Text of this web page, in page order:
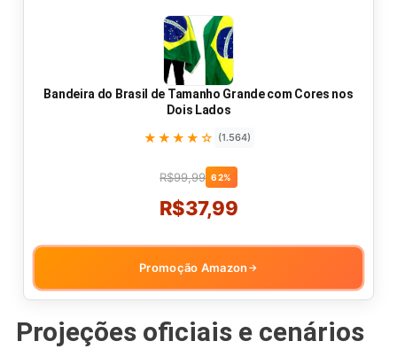
Bandeira do Brasil de Tamanho Grande com Cores nos
Dois Lados
★★★★☆ (1.564)
R$99,99 62%
R$37,99
Promoção Amazon →
Projeções oficiais e cenários